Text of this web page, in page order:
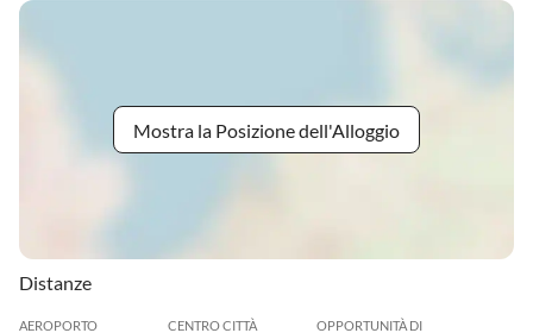
Mostra la Posizione dell'Alloggio
Distanze
AEROPORTO CENTRO CITTÀ
OPPORTUNITÀ DI